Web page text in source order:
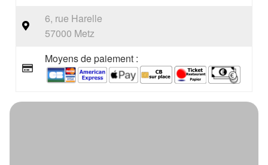
6, rue Harelle
57000 Metz
Moyens de paiement :